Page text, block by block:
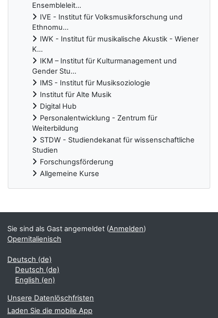
Ensembleleit...
IVE - Institut für Volksmusikforschung und
Ethnomu...
IWK - Institut für musikalische Akustik - Wiener
K...
IKM – Institut für Kulturmanagement und
Gender Stu...
IMS - Institut für Musiksoziologie
Institut für Alte Musik
Digital Hub
Personalentwicklung - Zentrum für
Weiterbildung
STDW - Studiendekanat für wissenschaftliche
Studien
Forschungsförderung
Allgemeine Kurse
Ergänzungsblöcke
Sie sind als Gast angemeldet (Anmelden)
Opernitalienisch
Deutsch ‎(de)‎
Deutsch ‎(de)‎
English ‎(en)‎
Unsere Datenlöschfristen
Laden Sie die mobile App